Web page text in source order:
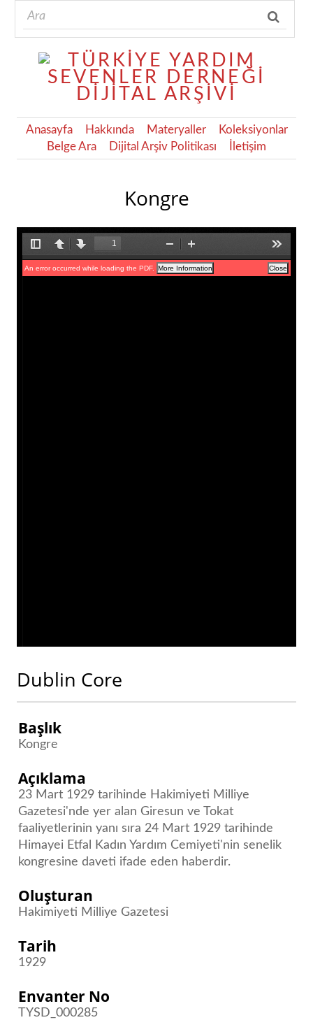
Anasayfa Hakkında Materyaller
Koleksiyonlar
Belge Ara
Dijital Arşiv Politikası İletişim
Kongre
Dublin Core
Başlık
Kongre
Açıklama
23 Mart 1929 tarihinde Hakimiyeti Milliye
Gazetesi'nde yer alan Giresun ve Tokat
faaliyetlerinin yanı sıra 24 Mart 1929 tarihinde
Himayei Etfal Kadın Yardım Cemiyeti'nin senelik
kongresine daveti ifade eden haberdir.
Oluşturan
Hakimiyeti Milliye Gazetesi
Tarih
1929
Envanter No
TYSD_000285